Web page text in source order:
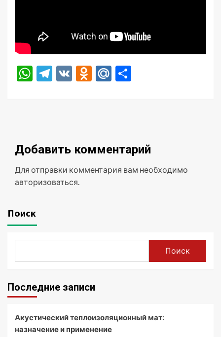
WhatsApp
Telegram
VK Odnoklassniki
Mail.Ru
Добавить комментарий
Для отправки комментария вам необходимо
авторизоваться
Поиск
Поиск
Последние записи
Акустический теплоизоляционный мат:
назначение и применение